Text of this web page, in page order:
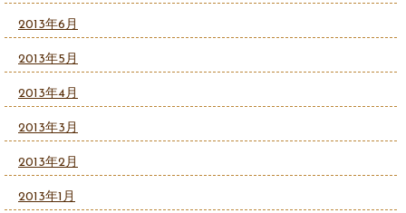
2013年6月
2013年5月
2013年4月
2013年3月
2013年2月
2013年1月